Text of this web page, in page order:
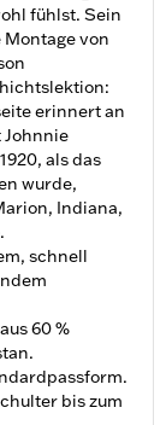
fühlst. Sein
von
erinnert an
Johnnie
als das
wurde,
Indiana,
schnell
60 %
bis zum